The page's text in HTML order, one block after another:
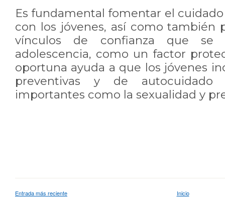
Es fundamental fomentar el
con los jóvenes, así como también
vínculos de confianza que se
adolescencia, como un factor
oportuna ayuda a que los jóvenes
preventivas y de
importantes como la sexualidad y
Entrada más reciente Inicio